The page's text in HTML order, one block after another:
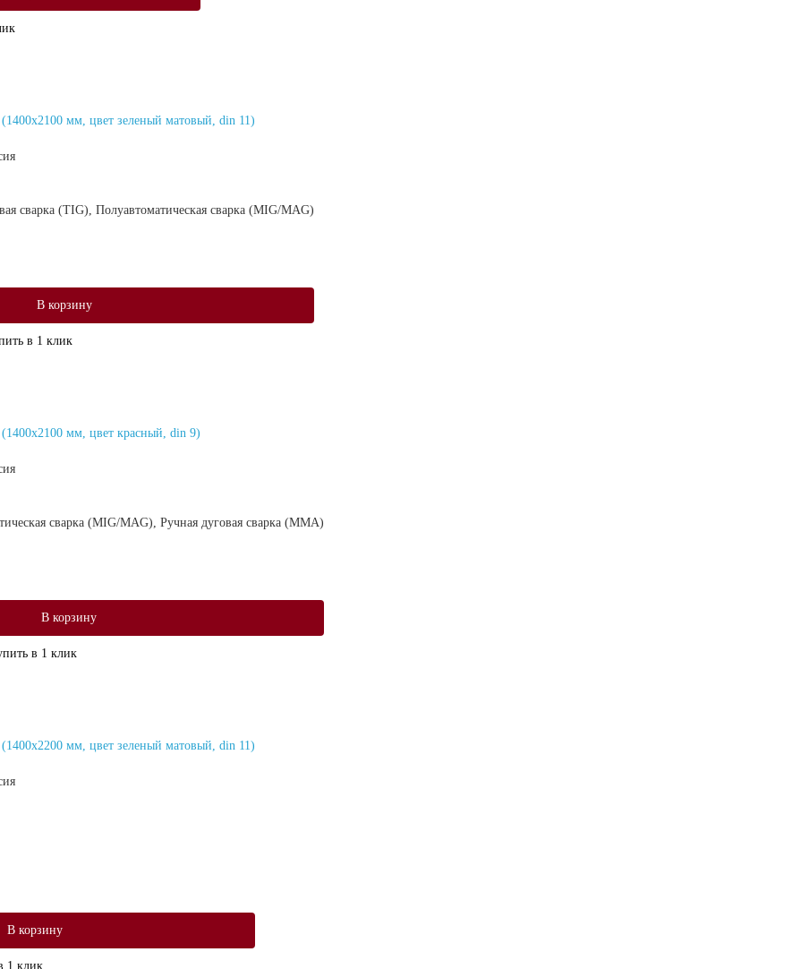
мм, цвет зеленый матовый, din 11)
сварка (TIG), Полуавтоматическая сварка (MIG/MAG)
В корзину
в 1 клик
мм, цвет красный, din 9)
сварка (MIG/MAG), Ручная дуговая сварка (MMA)
В корзину
в 1 клик
мм, цвет зеленый матовый, din 11)
В корзину
1 клик